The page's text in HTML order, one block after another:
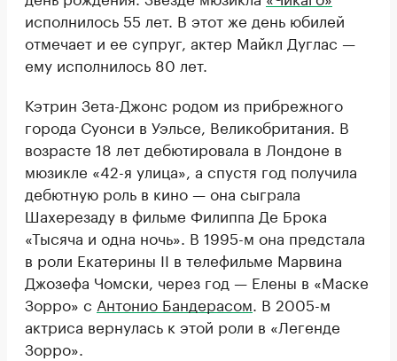
исполнилось 55 лет. В этот же день юбилей
отмечает и ее супруг, актер Майкл Дуглас —
ему исполнилось 80 лет.
Кэтрин Зета-Джонс родом из прибрежного
города Суонси в Уэльсе, Великобритания. В
возрасте 18 лет дебютировала в Лондоне в
мюзикле «42-я улица», а спустя год получила
дебютную роль в кино — она сыграла
Шахерезаду в фильме Филиппа Де Брока
«Тысяча и одна ночь». В 1995-м она предстала
в роли Екатерины II в телефильме Марвина
Джозефа Чомски, через год — Елены в «Маске
Зорро» с Антонио Бандерасом . В 2005-м
актриса вернулась к этой роли в «Легенде
Зорро».